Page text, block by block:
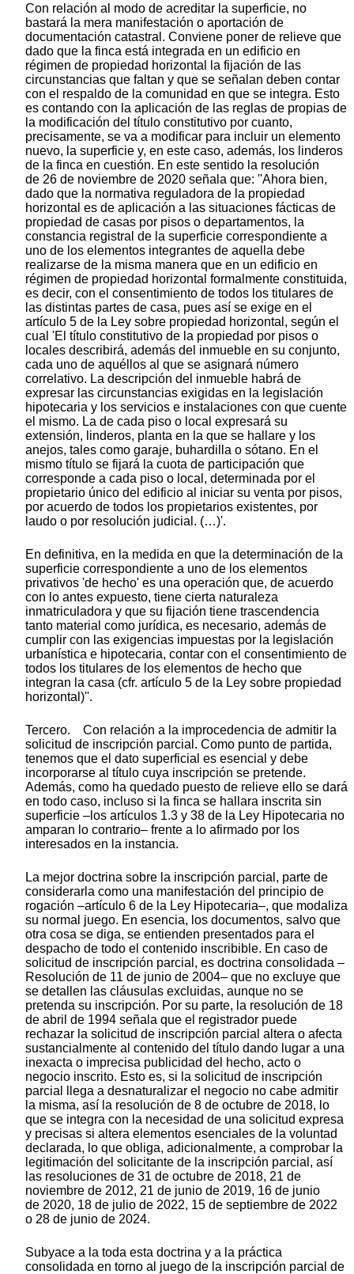
Con relación al modo de acreditar la superficie, no
bastará la mera manifestación o aportación de
documentación catastral. Conviene poner de relieve que
dado que la finca está integrada en un edificio en
régimen de propiedad horizontal la fijación de las
circunstancias que faltan y que se señalan deben contar
con el respaldo de la comunidad en que se integra. Esto
es contando con la aplicación de las reglas de propias de
la modificación del título constitutivo por cuanto,
precisamente, se va a modificar para incluir un elemento
nuevo, la superficie y, en este caso, además, los linderos
de la finca en cuestión. En este sentido la resolución
de 26 de noviembre de 2020 señala que: ''Ahora bien,
dado que la normativa reguladora de la propiedad
horizontal es de aplicación a las situaciones fácticas de
propiedad de casas por pisos o departamentos, la
constancia registral de la superficie correspondiente a
uno de los elementos integrantes de aquella debe
realizarse de la misma manera que en un edificio en
régimen de propiedad horizontal formalmente constituida,
es decir, con el consentimiento de todos los titulares de
las distintas partes de casa, pues así se exige en el
artículo 5 de la Ley sobre propiedad horizontal, según el
cual 'El título constitutivo de la propiedad por pisos o
locales describirá, además del inmueble en su conjunto,
cada uno de aquéllos al que se asignará número
correlativo. La descripción del inmueble habrá de
expresar las circunstancias exigidas en la legislación
hipotecaria y los servicios e instalaciones con que cuente
el mismo. La de cada piso o local expresará su
extensión, linderos, planta en la que se hallare y los
anejos, tales como garaje, buhardilla o sótano. En el
mismo título se fijará la cuota de participación que
corresponde a cada piso o local, determinada por el
propietario único del edificio al iniciar su venta por pisos,
por acuerdo de todos los propietarios existentes, por
laudo o por resolución judicial. (…)'.
En definitiva, en la medida en que la determinación de la
superficie correspondiente a uno de los elementos
privativos 'de hecho' es una operación que, de acuerdo
con lo antes expuesto, tiene cierta naturaleza
inmatriculadora y que su fijación tiene trascendencia
tanto material como jurídica, es necesario, además de
cumplir con las exigencias impuestas por la legislación
urbanística e hipotecaria, contar con el consentimiento de
todos los titulares de los elementos de hecho que
integran la casa (cfr. artículo 5 de la Ley sobre propiedad
horizontal)''.
Tercero. Con relación a la improcedencia de admitir la
solicitud de inscripción parcial. Como punto de partida,
tenemos que el dato superficial es esencial y debe
incorporarse al título cuya inscripción se pretende.
Además, como ha quedado puesto de relieve ello se dará
en todo caso, incluso si la finca se hallara inscrita sin
superficie –los artículos 1.3 y 38 de la Ley Hipotecaria no
amparan lo contrario– frente a lo afirmado por los
interesados en la instancia.
La mejor doctrina sobre la inscripción parcial, parte de
considerarla como una manifestación del principio de
rogación –artículo 6 de la Ley Hipotecaria–, que modaliza
su normal juego. En esencia, los documentos, salvo que
otra cosa se diga, se entienden presentados para el
despacho de todo el contenido inscribible. En caso de
solicitud de inscripción parcial, es doctrina consolidada –
Resolución de 11 de junio de 2004– que no excluye que
se detallen las cláusulas excluidas, aunque no se
pretenda su inscripción. Por su parte, la resolución de 18
de abril de 1994 señala que el registrador puede
rechazar la solicitud de inscripción parcial altera o afecta
sustancialmente al contenido del título dando lugar a una
inexacta o imprecisa publicidad del hecho, acto o
negocio inscrito. Esto es, si la solicitud de inscripción
parcial llega a desnaturalizar el negocio no cabe admitir
la misma, así la resolución de 8 de octubre de 2018, lo
que se integra con la necesidad de una solicitud expresa
y precisas si altera elementos esenciales de la voluntad
declarada, lo que obliga, adicionalmente, a comprobar la
legitimación del solicitante de la inscripción parcial, así
las resoluciones de 31 de octubre de 2018, 21 de
noviembre de 2012, 21 de junio de 2019, 16 de junio
de 2020, 18 de julio de 2022, 15 de septiembre de 2022
o 28 de junio de 2024.
Subyace a la toda esta doctrina y a la práctica
consolidada en torno al juego de la inscripción parcial de